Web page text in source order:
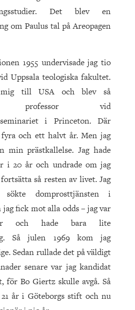
Det blev en
om Paulus tal på Areopagen
1955 undervisade jag tio
Uppsala teologiska fakultet.
till USA och blev så
professor vid
i Princeton. Där
fyra och ett halvt år. Men jag
min prästkallelse. Jag hade
i 20 år och undrade om jag
så resten av livet. Jag
sökte domprosttjänsten i
fick mot alla odds – jag var
och hade bara lite
Så julen 1969 kom jag
Sedan rullade det på väldigt
senare var jag kandidat
för Bo Giertz skulle avgå. Så
år i Göteborgs stift och nu